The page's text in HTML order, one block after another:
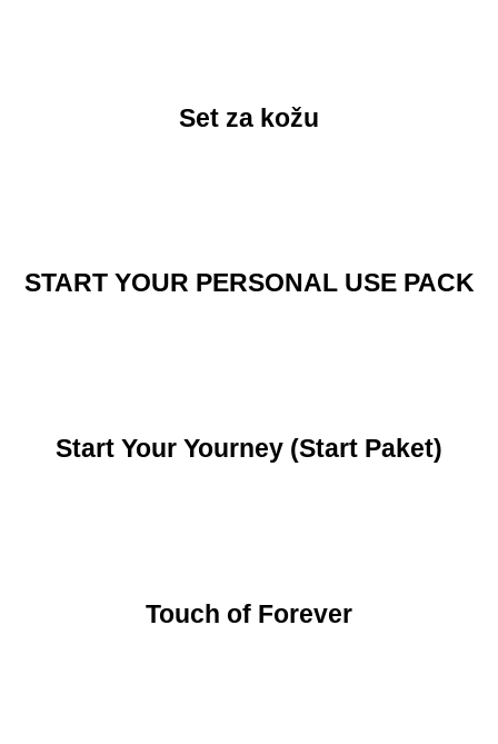
Set za kožu
START YOUR PERSONAL USE PACK
Start Your Yourney (Start Paket)
Touch of Forever